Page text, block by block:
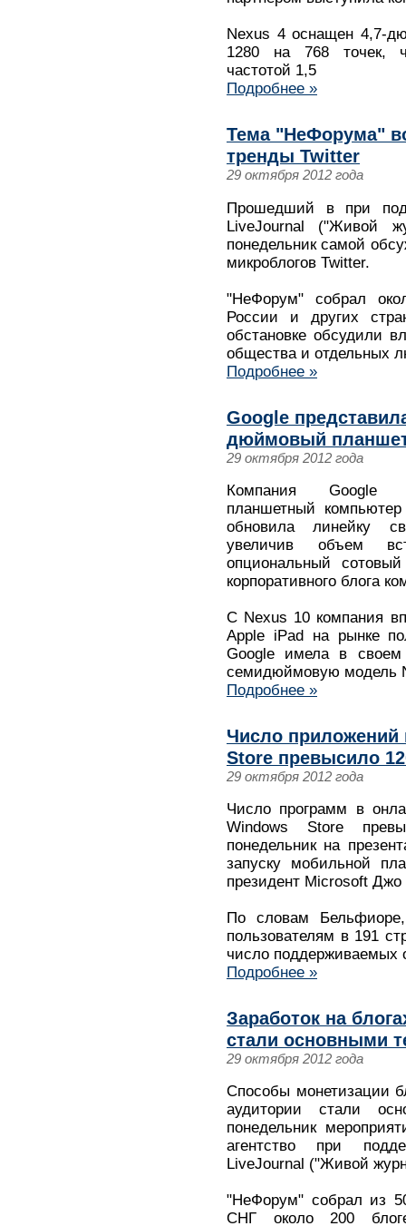
Nexus 4 оснащен 4,7-
1280 на 768 точек,
частотой 1,5
Подробнее »
Тема "НеФорума"
тренды Twitter
29 октября 2012 года
Прошедший в при
LiveJournal ("Живой
понедельник самой
микроблогов Twitter.
"НеФорум" собрал
России и других
обстановке обсудили
общества и отдельных
Подробнее »
Google
дюймовый
29 октября 2012 года
Компания Google
планшетный
обновила линейку
увеличив объем
опциональный
корпоративного блога
С Nexus 10 компания
Apple iPad на рынке
Google имела в своем
семидюймовую модель
Подробнее »
Число приложений
Store превысило
29 октября 2012 года
Число программ в
Windows Store
понедельник на
запуску мобильной
президент Microsoft
По словам
пользователям в 191
число поддерживаемых
Подробнее »
Заработок на
стали основными
29 октября 2012 года
Способы монетизации
аудитории стали
понедельник
агентство при
LiveJournal ("Живой
"НеФорум" собрал из
СНГ около 200